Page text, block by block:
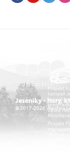
Jeseníky - hory,
© 2017-2026 Všechna
Projekt
kampaň
je
České
Projekt